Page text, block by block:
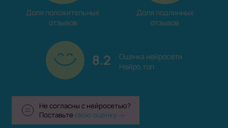
Доля положительных
отзывов
Доля подлинных
отзывов
8.2
Оценка нейросети
Нейро.топ
Не согласны с нейросетью?
Поставьтесвою оценку